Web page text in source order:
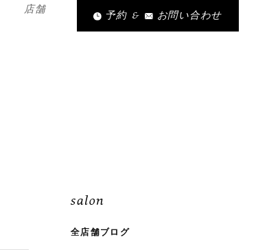
店舗
予約 & お問い合わせ
salon
全店舗ブログ